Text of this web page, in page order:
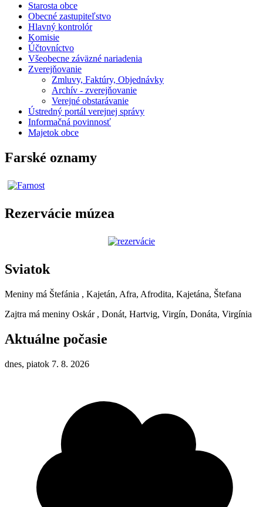
Starosta obce
Obecné zastupiteľstvo
Hlavný kontrolór
Komisie
Účtovníctvo
Všeobecne záväzné nariadenia
Zverejňovanie
Zmluvy, Faktúry, Objednávky
Archív - zverejňovanie
Verejné obstarávanie
Ústredný portál verejnej správy
Informačná povinnosť
Majetok obce
Farské oznamy
Rezervácie múzea
Sviatok
Meniny má Štefánia , Kajetán, Afra, Afrodita, Kajetána, Štefana
Zajtra má meniny Oskár , Donát, Hartvig, Virgín, Donáta, Virgínia
Aktuálne počasie
dnes, piatok 7. 8. 2026